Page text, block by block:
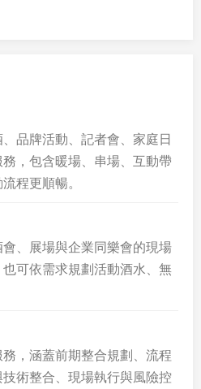
品牌活動、記者會、家庭日
，包含暖場、串場、互動帶
程更順暢。
、展場與企業同樂會的現場
可依需求規劃活動酒水、無
，涵蓋前期整合規劃、流程
術整合、現場執行與風險控